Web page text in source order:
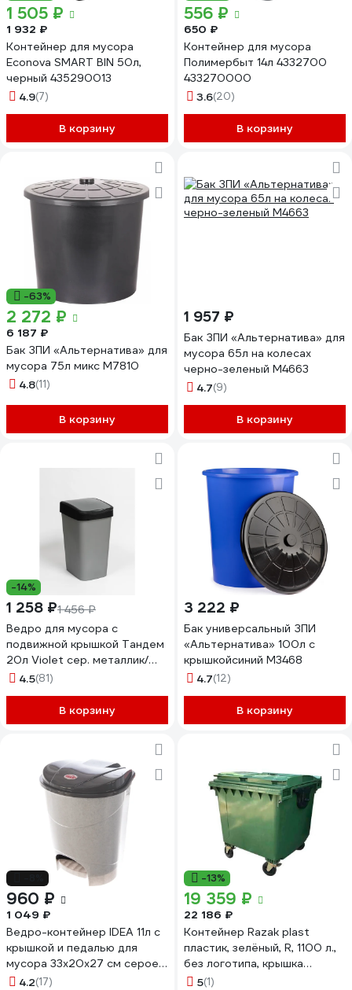
1 505 ₽
1 932 ₽
Контейнер для мусора
Econova SMART BIN 50л,
черный 435290013
4.9(7)
В корзину
556 ₽
650 ₽
Контейнер для мусора
Полимербыт 14л 4332700
433270000
3.6(20)
В корзину
-63%
2 272 ₽
6 187 ₽
Бак ЗПИ «Альтернатива» для
мусора 75л микс М7810
4.8(11)
В корзину
1 957 ₽
Бак ЗПИ «Альтернатива» для
мусора 65л на колесах
черно-зеленый М4663
4.7(9)
В корзину
-14%
1 258 ₽1 456 ₽
Ведро для мусора с
подвижной крышкой Тандем
20л Violet сер. металлик/
черный 842058
4.5(81)
В корзину
3 222 ₽
Бак универсальный ЗПИ
«Альтернатива» 100л с
крышкойсиний М3468
4.7(12)
В корзину
960 ₽
1 049 ₽
Ведро-контейнер IDEA 11л с
крышкой и педалью для
мусора 33х20х27 см серое
М2891 М 2891 Мраморный
4.2(17)
-13%
19 359 ₽
22 186 ₽
Контейнер Razak plast
пластик, зелёный, R, 1100 л.,
без логотипа, крышка
плоская, зелёная, на колёсах
5(1)